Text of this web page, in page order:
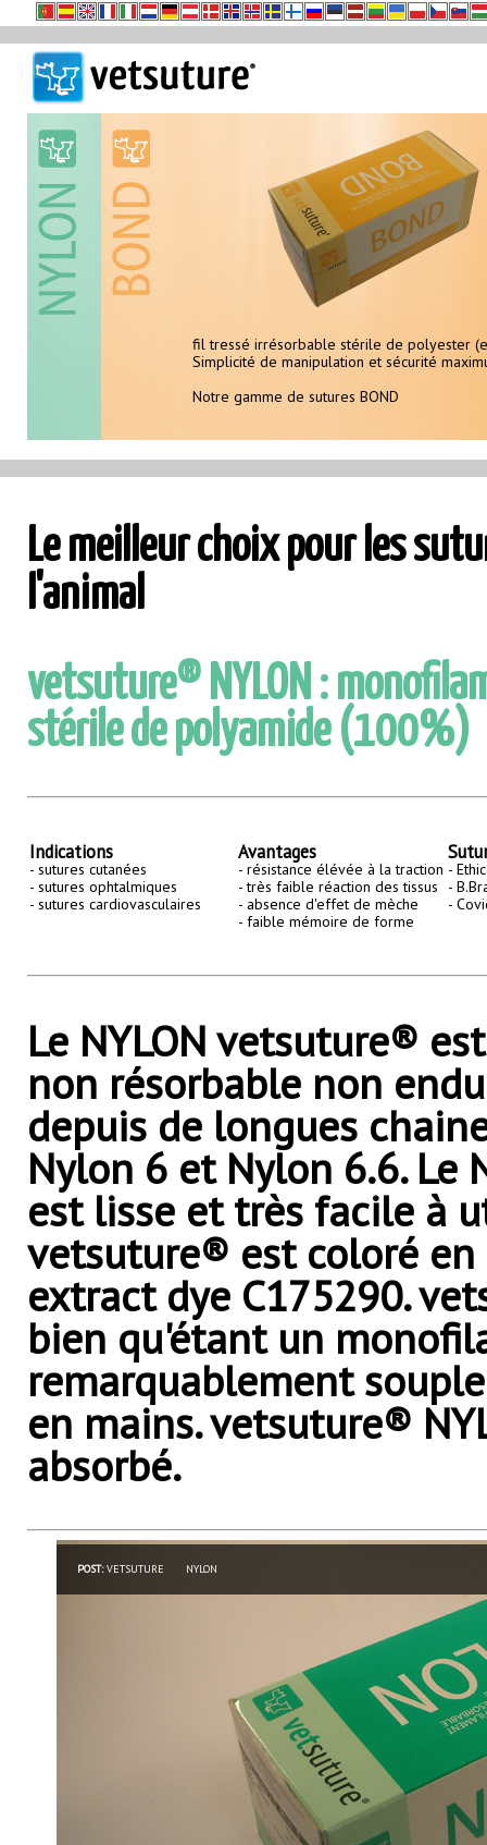
Le meilleur choix pour les sutures cutanées de l'animal
Notre gamme de sutures NYLON
fil tressé irrésorbable stérile de polyester
Simplicité de manipulation et sécurité
Notre gamme de sutures BOND
Le meilleur choix pour les
l'animal
vetsuture® NYLON :
stérile de polyamide (100%)
Indications
- sutures cutanées
- sutures ophtalmiques
- sutures cardiovasculaires
Avantages
- résistance élévée à la traction
- très faible réaction des tissus
- absence d'effet de mèche
- faible mémoire de forme
-
-
-
Le NYLON vetsuture®
non résorbable non
depuis de longues
Nylon 6 et Nylon 6.6. Le
est lisse et très facile à
vetsuture® est coloré
extract dye C175290.
bien qu'étant un
remarquablement
en mains. vetsuture®
absorbé.
POST:VETSUTURE NYLON